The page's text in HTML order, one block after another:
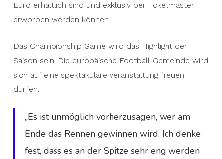
Euro erhältlich sind und exklusiv bei Ticketmaster
erworben werden können.
Das Championship Game wird das Highlight der
Saison sein. Die europäische Football-Gemeinde wird
sich auf eine spektakuläre Veranstaltung freuen
dürfen.
„Es ist unmöglich vorherzusagen, wer am
Ende das Rennen gewinnen wird. Ich denke
fest, dass es an der Spitze sehr eng werden